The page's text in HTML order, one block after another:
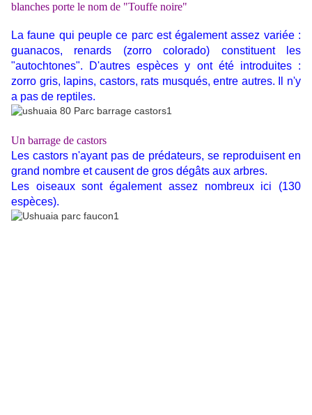
blanches porte le nom de "Touffe noire"
La faune qui peuple ce parc est également assez variée :
guanacos, renards (zorro colorado) constituent les
"autochtones". D'autres espèces y ont été introduites :
zorro gris, lapins, castors, rats musqués, entre autres. Il n'y
a pas de reptiles.
Un barrage de castors
Les castors n'ayant pas de prédateurs, se reproduisent en
grand nombre et causent de gros dégâts aux arbres.
Les oiseaux sont également assez nombreux ici (130
espèces).